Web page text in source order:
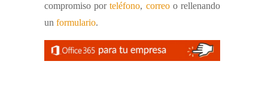
compromiso porteléfono, correoo rellenando
un formulario.